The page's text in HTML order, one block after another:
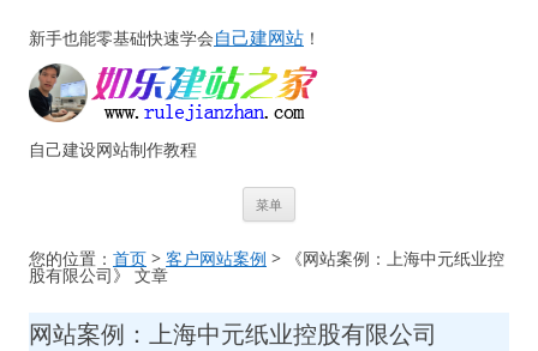
新手也能零基础快速学会自己建网站 ！
自己建设网站制作教程
菜单
文
您的位置： 首页 > 客户网站案例 > 《网站案例：上海中元纸业控
股有限公司》 文章
网站案例：上海中元纸业控股有限公司